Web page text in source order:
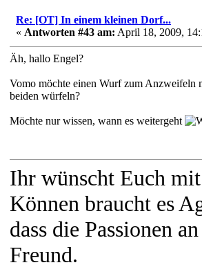
Re: [OT] In einem kleinen Dorf...
« Antworten #43 am: April 18, 2009,
Äh, hallo Engel?
Vomo möchte einen Wurf zum Anzweifeln
beiden würfeln?
Möchte nur wissen, wann es weitergeht
Ihr wünscht Euch
Können braucht es
dass die Passionen
Freund.